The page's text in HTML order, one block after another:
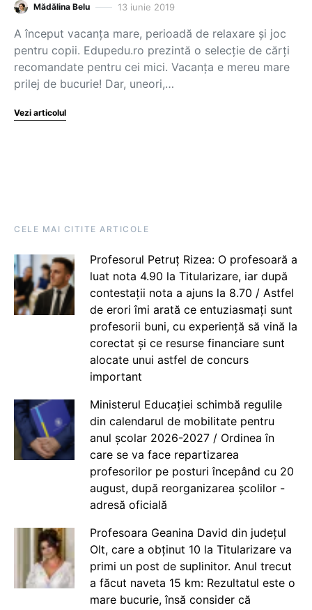
Mădălina Belu 13 iunie 2019
A început vacanța mare, perioadă de relaxare și joc
pentru copii. Edupedu.ro prezintă o selecție de cărți
recomandate pentru cei mici. Vacanța e mereu mare
prilej de bucurie! Dar, uneori,…
Vezi articolul
CELE MAI CITITE ARTICOLE
Profesorul Petruț Rizea: O profesoară a
luat nota 4.90 la Titularizare, iar după
contestații nota a ajuns la 8.70 / Astfel
de erori îmi arată ce entuziasmați sunt
profesorii buni, cu experiență să vină la
corectat și ce resurse financiare sunt
alocate unui astfel de concurs
important
Ministerul Educației schimbă regulile
din calendarul de mobilitate pentru
anul școlar 2026-2027 / Ordinea în
care se va face repartizarea
profesorilor pe posturi începând cu 20
august, după reorganizarea școlilor -
adresă oficială
Profesoara Geanina David din județul
Olt, care a obținut 10 la Titularizare va
primi un post de suplinitor. Anul trecut
a făcut naveta 15 km: Rezultatul este o
mare bucurie, însă consider că